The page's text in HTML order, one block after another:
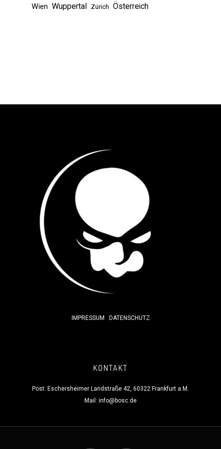
Wien Wuppertal Zürich Österreich
IMPRESSUM DATENSCHUTZ
KONTAKT
Post: Eschersheimer Landstraße 42, 60322 Frankfurt a.M.
Mail: info@bosc.de